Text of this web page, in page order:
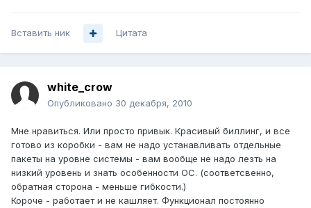
Вставить ник Цитата
white_crow
Опубликовано 30 декабря, 2010
Мне нравиться. Или просто привык. Красивый биллинг, и все
готово из коробки - вам не надо устанавливать отдельные
пакеты на уровне системы - вам вообще не надо лезть на
низкий уровень и знать особенности ОС. (соответсвенно,
обратная сторона - меньше гибкости.)
Короче - работает и не кашляет. Функционал постоянно